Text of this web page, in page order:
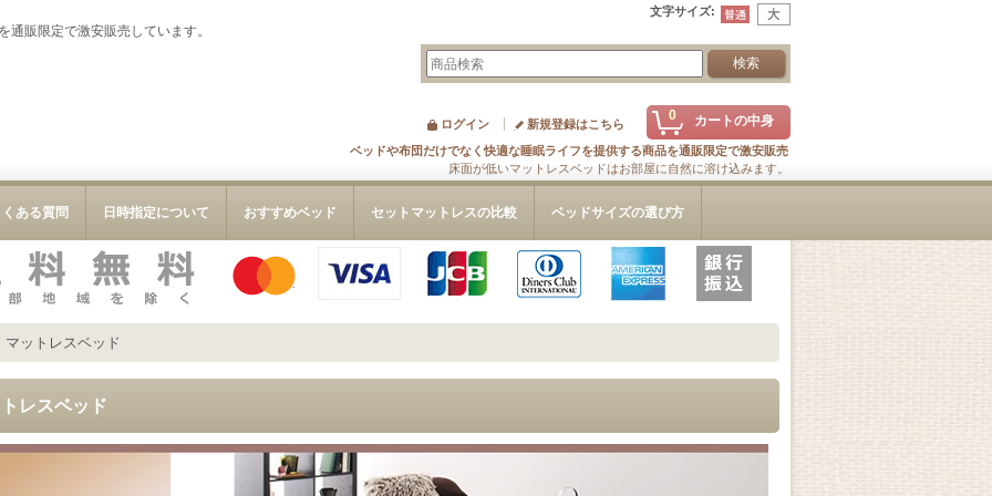
販限定で激安販売しています。
床面が低いマットレスベッドはお部屋に自然に溶け込みます。
文字サイズ:
ベッドや布団だけでなく快適な睡眠ライフを提供する商品を通販限定で激安販売
0 カートの中身
ログイン 新規登録はこちら
ある質問 日時指定について おすすめベッド セットマットレスの比較 ベッドサイズの選び方
マットレスベッド
レスベッド